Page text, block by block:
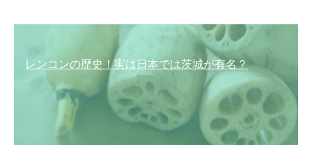
レンコンの歴史！実は日本では茨城が有名？